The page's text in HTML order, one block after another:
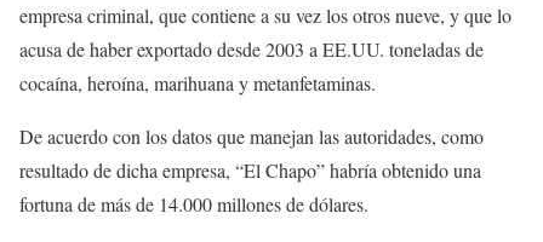
empresa criminal, que contiene a su vez los otros nueve, y que lo
acusa de haber exportado desde 2003 a EE.UU. toneladas de
cocaína, heroína, marihuana y metanfetaminas.
De acuerdo con los datos que manejan las autoridades, como
resultado de dicha empresa, “El Chapo” habría obtenido una
fortuna de más de 14.000 millones de dólares.